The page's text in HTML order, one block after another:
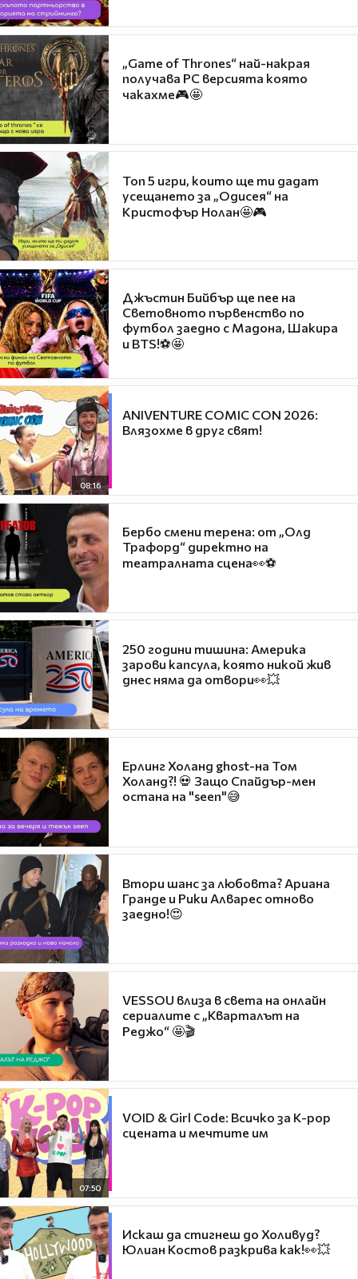
„Game of Thrones“ най-накрая
получава PC версията която
чакахме🎮🤩
Топ 5 игри, които ще ти дадат
усещането за „Одисея“ на
Кристофър Нолан🤩🎮
Джъстин Бийбър ще пее на
Световното първенство по
футбол заедно с Мадона, Шакира
и BTS!⚽🤩
08:16
ANIVENTURE COMIC CON 2026:
Влязохме в друг свят!
Бербо смени терена: от „Олд
Трафорд“ директно на
театралната сцена👀⚽
250 години тишина: Америка
зарови капсула, която никой жив
днес няма да отвори👀💥
Ерлинг Холанд ghost-на Том
Холанд?! 💀 Защо Спайдър-мен
остана на "seen"😅
Втори шанс за любовта? Ариана
Гранде и Рики Алварес отново
заедно!😍
VESSOU влиза в света на онлайн
сериалите с „Кварталът на
Реджо“ 🤩🎬
07:50
VOID & Girl Code: Всичко за K-pop
сцената и мечтите им
Искаш да стигнеш до Холивуд?
Юлиан Костов разкрива как!👀💥